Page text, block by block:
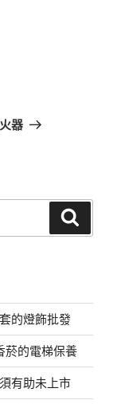
器
的燈飾批發
菸的電梯保養
有助未上市